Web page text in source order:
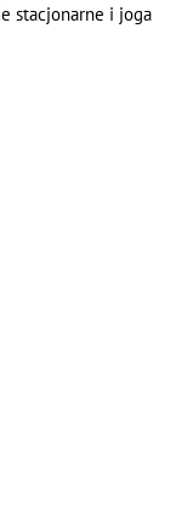
stacjonarne i joga